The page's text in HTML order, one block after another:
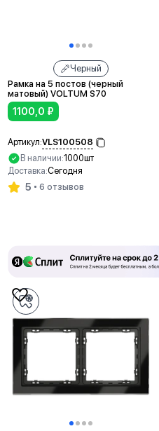
Черный
Рамка на 5 постов (черный
матовый) VOLTUM S70
1100,0 ₽
Артикул:VLS100508
В наличии:1000шт
Доставка:Сегодня
5 6 отзывов